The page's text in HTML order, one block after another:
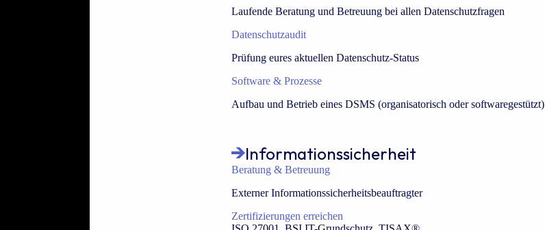
Laufende Beratung und Betreuung bei allen Datenschutzfragen
Datenschutzaudit
Prüfung eures aktuellen Datenschutz-Status
Software & Prozesse
Aufbau und Betrieb eines DSMS (organisatorisch oder softwaregestützt)
Informationssicherheit
Beratung & Betreuung
Externer Informationssicherheitsbeauftragter
Zertifizierungen erreichen